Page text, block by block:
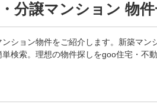
分譲マンション 物
ション物件をご紹介します。新築マン
検索。理想の物件探しをgoo住宅・不